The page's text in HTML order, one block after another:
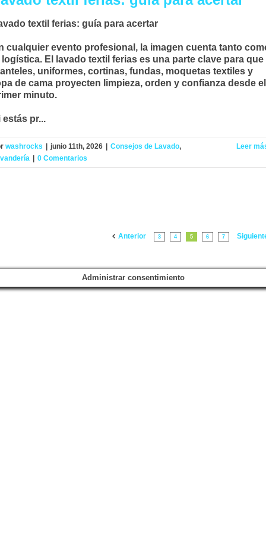
textil ferias: guía para acertar
cualquier evento profesional, la imagen cuenta tanto
logística. El
lavado textil ferias es una parte clave para que
uniformes, cortinas, fundas, moquetas textiles y
de cama proyecten limpieza, orden y confianza desde el
minuto.
estás pr...
washrocks junio 11th, 2026 Consejos de Lavado,
0 Comentarios
Leer
Anterior 3 4 5 6 7
Administrar consentimiento